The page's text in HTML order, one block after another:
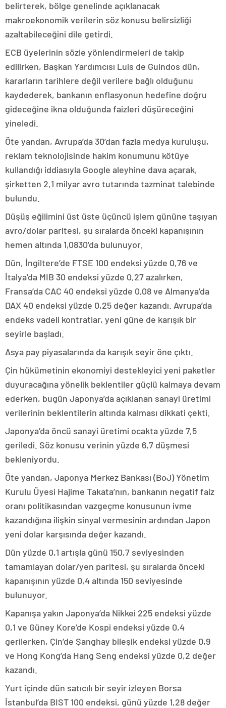
belirterek, bölge genelinde açıklanacak
makroekonomik verilerin söz konusu belirsizliği
azaltabileceğini dile getirdi.
ECB üyelerinin sözle yönlendirmeleri de takip
edilirken, Başkan Yardımcısı Luis de Guindos dün,
kararların tarihlere değil verilere bağlı olduğunu
kaydederek, bankanın enflasyonun hedefine doğru
gideceğine ikna olduğunda faizleri düşüreceğini
yineledi.
Öte yandan, Avrupa’da 30’dan fazla medya kuruluşu,
reklam teknolojisinde hakim konumunu kötüye
kullandığı iddiasıyla Google aleyhine dava açarak,
şirketten 2,1 milyar avro tutarında tazminat talebinde
bulundu.
Düşüş eğilimini üst üste üçüncü işlem gününe taşıyan
avro/dolar paritesi, şu sıralarda önceki kapanışının
hemen altında 1,0830’da bulunuyor.
Dün, İngiltere’de FTSE 100 endeksi yüzde 0,76 ve
İtalya’da MIB 30 endeksi yüzde 0,27 azalırken,
Fransa’da CAC 40 endeksi yüzde 0,08 ve Almanya’da
DAX 40 endeksi yüzde 0,25 değer kazandı. Avrupa’da
endeks vadeli kontratlar, yeni güne de karışık bir
seyirle başladı.
Asya pay piyasalarında da karışık seyir öne çıktı.
Çin hükümetinin ekonomiyi destekleyici yeni paketler
duyuracağına yönelik beklentiler güçlü kalmaya devam
ederken, bugün Japonya’da açıklanan sanayi üretimi
verilerinin beklentilerin altında kalması dikkati çekti.
Japonya’da öncü sanayi üretimi ocakta yüzde 7,5
geriledi. Söz konusu verinin yüzde 6,7 düşmesi
bekleniyordu.
Öte yandan, Japonya Merkez Bankası (BoJ) Yönetim
Kurulu Üyesi Hajime Takata’nın, bankanın negatif faiz
oranı politikasından vazgeçme konusunun ivme
kazandığına ilişkin sinyal vermesinin ardından Japon
yeni dolar karşısında değer kazandı.
Dün yüzde 0,1 artışla günü 150,7 seviyesinden
tamamlayan dolar/yen paritesi, şu sıralarda önceki
kapanışının yüzde 0,4 altında 150 seviyesinde
bulunuyor.
Kapanışa yakın Japonya’da Nikkei 225 endeksi yüzde
0,1 ve Güney Kore’de Kospi endeksi yüzde 0,4
gerilerken, Çin’de Şanghay bileşik endeksi yüzde 0,9
ve Hong Kong’da Hang Seng endeksi yüzde 0,2 değer
kazandı.
Yurt içinde dün satıcılı bir seyir izleyen Borsa
İstanbul’da BIST 100 endeksi, günü yüzde 1,28 değer